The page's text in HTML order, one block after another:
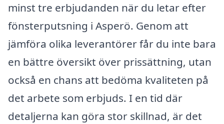
minst tre erbjudanden när du letar efter
fönsterputsning i Asperö. Genom att
jämföra olika leverantörer får du inte bara
en bättre översikt över prissättning, utan
också en chans att bedöma kvaliteten på
det arbete som erbjuds. I en tid där
detaljerna kan göra stor skillnad, är det